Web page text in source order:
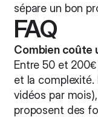
sépare un bon
FAQ
Combien coûte
Entre 50 et
et la complexité.
vidéos par
proposent des